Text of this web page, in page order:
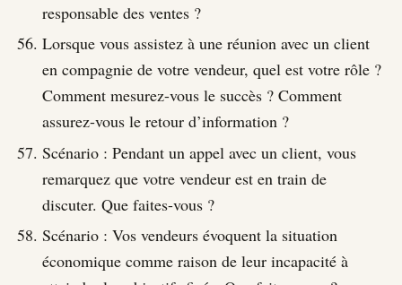
responsable des ventes ?
Lorsque vous assistez à une réunion avec un client
en compagnie de votre vendeur, quel est votre rôle ?
Comment mesurez-vous le succès ? Comment
assurez-vous le retour d’information ?
Scénario : Pendant un appel avec un client, vous
remarquez que votre vendeur est en train de
discuter. Que faites-vous ?
Scénario : Vos vendeurs évoquent la situation
économique comme raison de leur incapacité à